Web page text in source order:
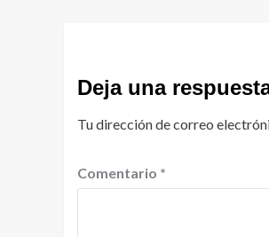
Deja una
Tu dirección de correo
Comentario *